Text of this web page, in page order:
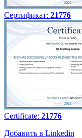
Сертификат: 21776
Certificate: 21776
Добавить в Linkedin